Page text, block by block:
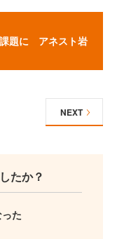
題に アネスト岩
NEXT
たか？
た